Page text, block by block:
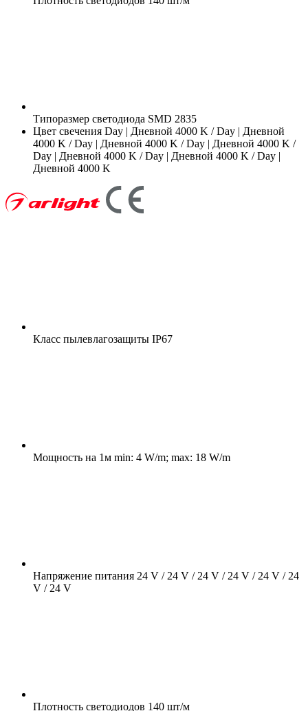
Типоразмер светодиода SMD 2835
Цвет свечения Day | Дневной 4000 K / Day | Дневной
4000 K / Day | Дневной 4000 K / Day | Дневной 4000 K /
Day | Дневной 4000 K / Day | Дневной 4000 K / Day |
Дневной 4000 K
Класс пылевлагозащиты IP67
Мощность на 1м min: 4 W/m; max: 18 W/m
Напряжение питания 24 V / 24 V / 24 V / 24 V / 24 V / 24
V / 24 V
Плотность светодиодов 140 шт/м